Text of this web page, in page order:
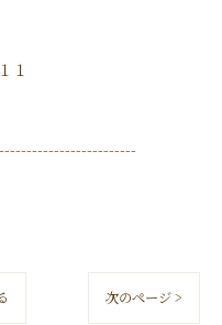
１
次のページ >